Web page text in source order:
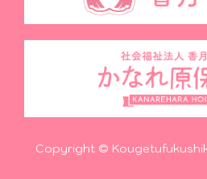
Copyright ©